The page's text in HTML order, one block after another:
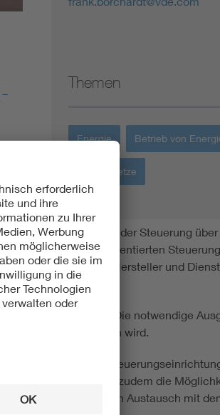
Themen
Energie Betrieb von
Energienetze
Messsysteme und der Steuerung
der netzorientierten
verschiedener Hersteller und
viel Anerkennung. Die notwendige
geprägt sein wird.
zwischen
in Essen zudem die
VDE FNN in engem Austausch mit